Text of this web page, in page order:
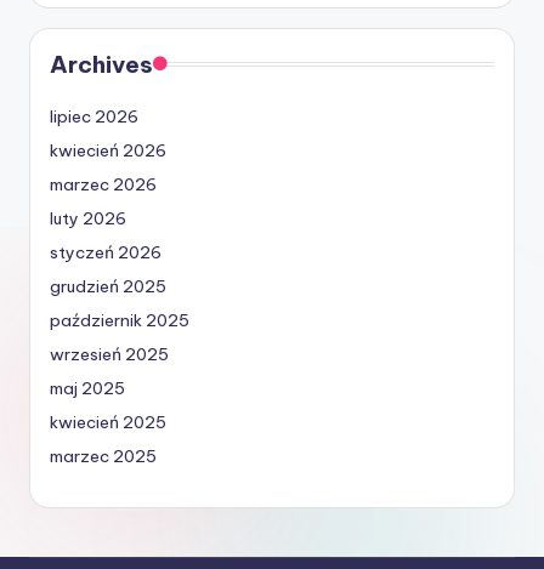
Archives
lipiec 2026
kwiecień 2026
marzec 2026
luty 2026
styczeń 2026
grudzień 2025
październik 2025
wrzesień 2025
maj 2025
kwiecień 2025
marzec 2025